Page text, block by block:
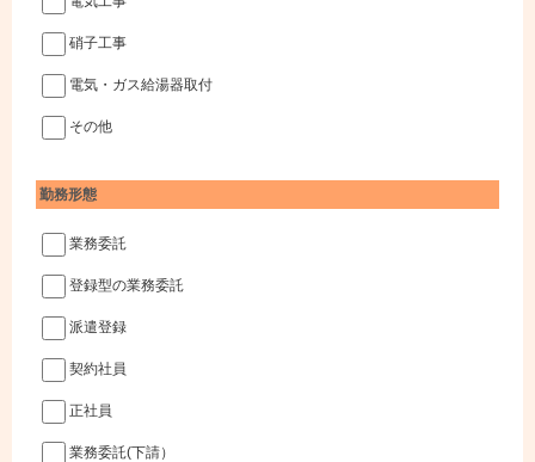
硝子工事
電気・ガス給湯器取付
その他
勤務形態
業務委託
登録型の業務委託
派遣登録
契約社員
正社員
業務委託(下請）